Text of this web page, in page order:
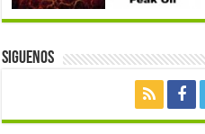
Siguenos